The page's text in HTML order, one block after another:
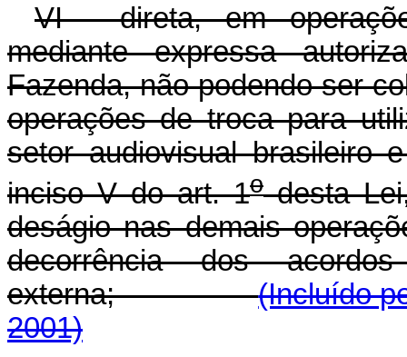
VI - direta, em
mediante expressa
Fazenda, não podendo ser
operações de troca para
setor audiovisual brasileiro
inciso V do art. 1odesta
deságio nas demais
decorrência dos
externa;(Incluído
2001)